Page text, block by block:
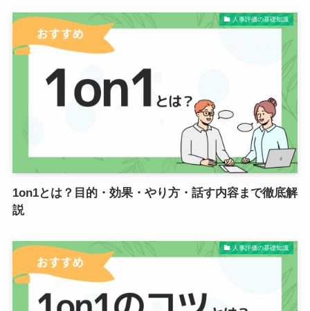
人事評価の基礎知識
1on1とは？目的・効果・やり方・話す内容まで徹底解
説
人事評価の基礎知識